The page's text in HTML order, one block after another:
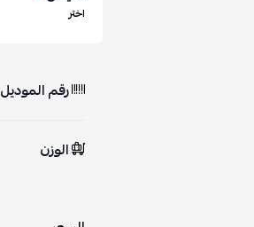
اختر
رقم الموديل
الوزن